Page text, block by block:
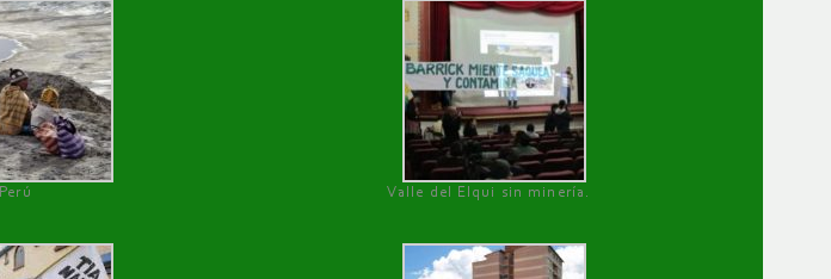
Perú Valle del Elqui sin minería.